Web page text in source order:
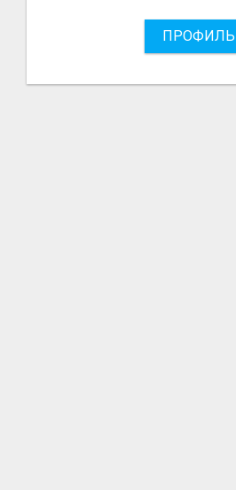
ПРОФИЛЬ